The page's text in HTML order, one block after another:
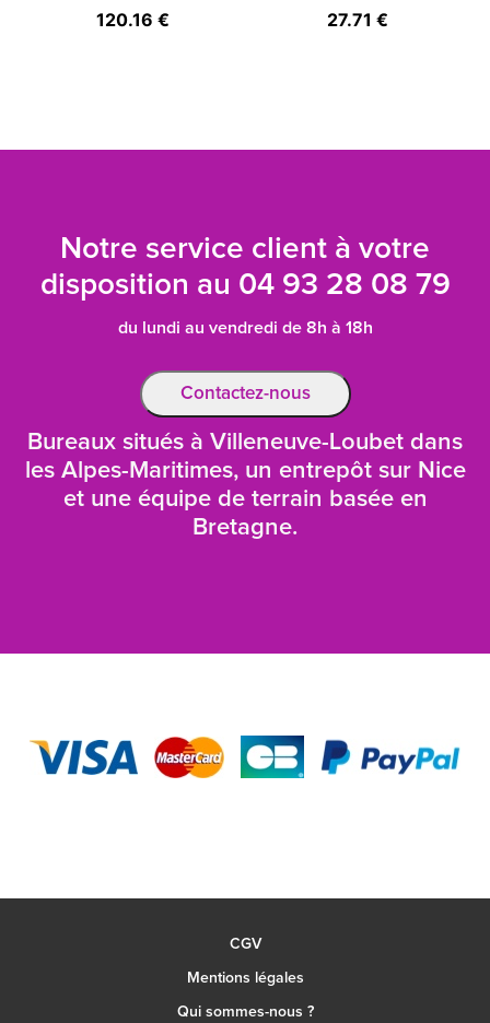
120.16 € 27.71 €
Notre service client à votre
disposition au 04 93 28 08 79
du lundi au vendredi de 8h à 18h
Contactez-nous
Bureaux situés à Villeneuve-Loubet dans
les Alpes-Maritimes, un entrepôt sur Nice
et une équipe de terrain basée en
Bretagne.
CGV
Mentions légales
Qui sommes-nous ?